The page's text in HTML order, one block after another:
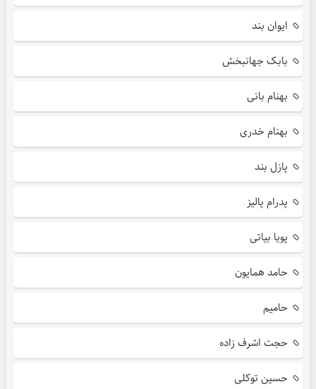
ایوان بند
بابک جهانبخش
بهنام بانی
بهنام خدری
پازل بند
پدرام پالیز
پویا بیاتی
حامد همایون
حامیم
حجت اشرف زاده
حسین توکلی